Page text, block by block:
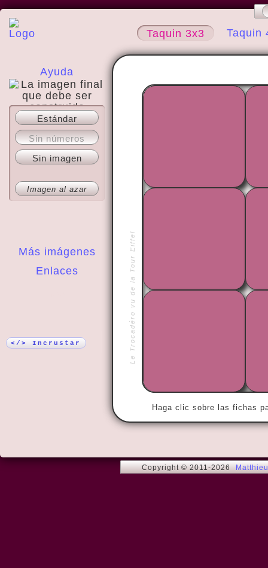
Taquin 3x3 Taquin
Ayuda
Acerca del sitio
Más imágenes
Enlaces
Estándar
Sin números
Sin imagen
Imagen al azar
</> Incrustar Le Trocadéro vu de la Tour Eiffel
Haga clic sobre las fichas
Copyright © 2011-2026